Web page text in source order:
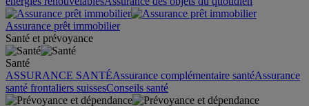
Assurance prêt immobilier
Santé et prévoyance
Santé
ASSURANCE SANTÉAssurance complémentaire santéAssurance
santé frontaliers suissesConseils santé